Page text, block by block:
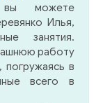
вы можете
Илья,
занятия.
работу
погружаясь в
всего в